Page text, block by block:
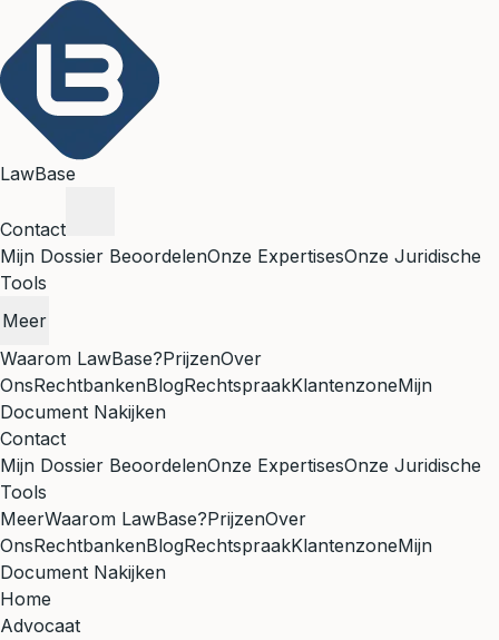
LawBase
Contact
Mijn Dossier BeoordelenOnze ExpertisesOnze Juridische
Tools
Meer
Waarom LawBase?PrijzenOver
OnsRechtbankenBlogRechtspraakKlantenzoneMijn
Document Nakijken
Contact
Mijn Dossier BeoordelenOnze ExpertisesOnze Juridische
Tools
MeerWaarom LawBase?PrijzenOver
OnsRechtbankenBlogRechtspraakKlantenzoneMijn
Document Nakijken
Home
Advocaat